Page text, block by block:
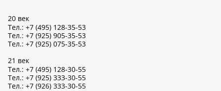
20 век
Тел.: +7 (495) 128-35-53
Тел.: +7 (925) 905-35-53
Тел.: +7 (925) 075-35-53
21 век
Тел.: +7 (495) 128-30-55
Тел.: +7 (925) 333-30-55
Тел.: +7 (926) 333-30-55